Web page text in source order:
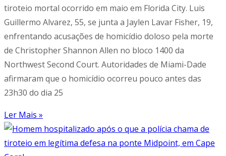
tiroteio mortal ocorrido em maio em Florida City. Luis
Guillermo Alvarez, 55, se junta a Jaylen Lavar Fisher, 19,
enfrentando acusações de homicídio doloso pela morte
de Christopher Shannon Allen no bloco 1400 da
Northwest Second Court. Autoridades de Miami-Dade
afirmaram que o homicídio ocorreu pouco antes das
23h30 do dia 25
Ler Mais »